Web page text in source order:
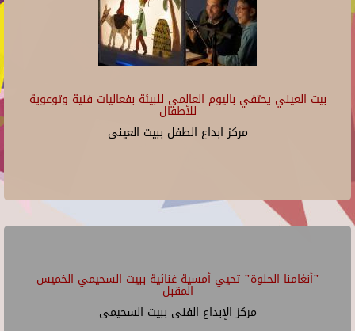
بيت العيني يحتفي باليوم العالمي للبيئة بفعاليات فنية وتوعوية
للأطفال
مركز ابداع الطفل ببيت العينى
"أنغامنا الحلوة" تحيي أمسية غنائية ببيت السحيمي الخميس
المقبل
مركز الإبداع الفنى ببيت السحيمى